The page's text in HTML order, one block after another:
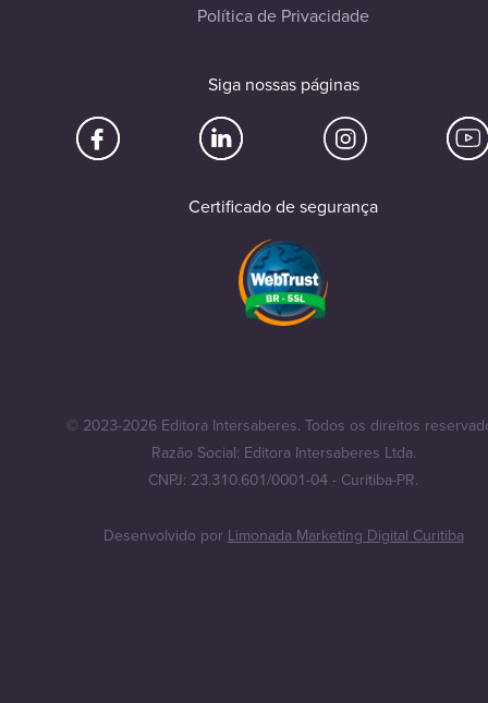
Política de Privacidade
Siga nossas páginas
Certificado de segurança
© 2023-2026 Editora Intersaberes. Todos os direitos
Razão Social: Editora Intersaberes Ltda.
CNPJ: 23.310.601/0001-04 - Curitiba-PR.
Desenvolvido por Limonada Marketing Digital Curitiba